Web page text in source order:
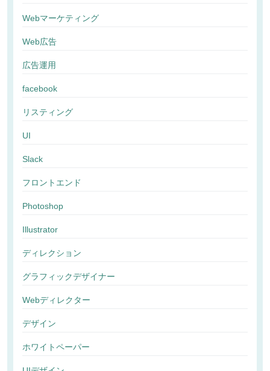
Webマーケティング
Web広告
広告運用
facebook
リスティング
UI
Slack
フロントエンド
Photoshop
Illustrator
ディレクション
グラフィックデザイナー
Webディレクター
デザイン
ホワイトペーパー